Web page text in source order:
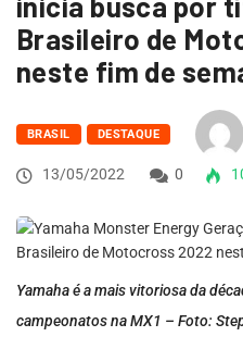
Brasileiro de
neste fim de
BRASIL DESTAQUE
13/05/2022 0
Yamaha é a mais vitoriosa da
campeonatos na MX1 – Foto: